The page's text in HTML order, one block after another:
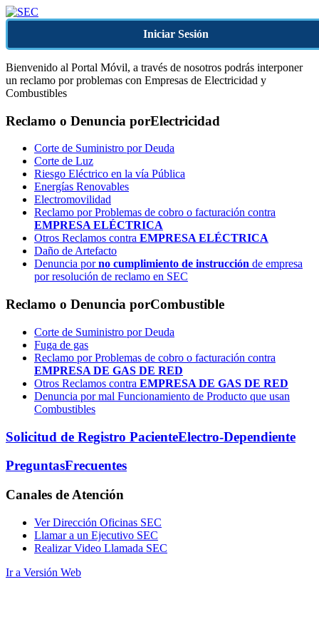
Iniciar Sesión
Bienvenido al Portal Móvil, a través de nosotros podrás interponer
un reclamo por problemas con Empresas de Electricidad y
Combustibles
Reclamo o Denuncia porElectricidad
Corte de Suministro por Deuda
Corte de Luz
Riesgo Eléctrico en la vía Pública
Energías Renovables
Electromovilidad
Reclamo por Problemas de cobro o facturación contra
EMPRESA ELÉCTRICA
Otros Reclamos contra EMPRESA ELÉCTRICA
Daño de Artefacto
Denuncia porno cumplimiento de instrucción de empresa
por resolución de reclamo en SEC
Reclamo o Denuncia porCombustible
Corte de Suministro por Deuda
Fuga de gas
Reclamo por Problemas de cobro o facturación contra
EMPRESA DE GAS DE RED
Otros Reclamos contra EMPRESA DE GAS DE RED
Denuncia por mal Funcionamiento de Producto que usan
Combustibles
Solicitud de Registro PacienteElectro-Dependiente
PreguntasFrecuentes
Canales de Atención
Ver Dirección Oficinas SEC
Llamar a un Ejecutivo SEC
Realizar Video Llamada SEC
Ir a Versión Web